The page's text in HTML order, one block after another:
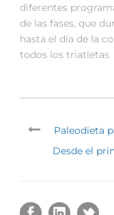
diferentes
de las fases, que
hasta el día de la
todos los triatletas
Paleodieta
Desde el